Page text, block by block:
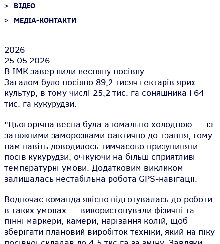
ВІДЕО
МЕДІА-КОНТАКТИ
2026
25.05.2026
В ІМК завершили весняну посівну
Загалом було посіяно 89,2 тисяч гектарів ярих
культур, в тому числі 25,2 тис. га соняшника і 64
тис. га кукурудзи.
"Цьогорічна весна була аномально холодною — із
затяжними заморозками фактично до травня, тому
нам навіть доводилось тимчасово призупиняти
посів кукурудзи, очікуючи на більш сприятливі
температурні умови. Додатковим викликом
залишалась нестабільна робота GPS-навігації.
Водночас команда якісно підготувалась до роботи
в таких умовах — використовували фізичні та
пінні маркери, камери, нарізання колій, щоб
зберігати плановий виробіток техніки, який на піку